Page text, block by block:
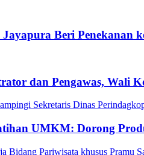
Beri Penekanan
dan Pengawas, Wali
UMKM: Dorong